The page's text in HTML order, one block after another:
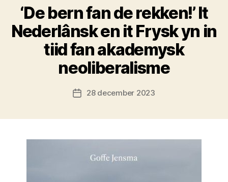
‘De bern fan de rekken!’ It
Nederlânsk en it Frysk yn in
tiid fan akademysk
neoliberalisme
Berichtdatum
28 december 2023